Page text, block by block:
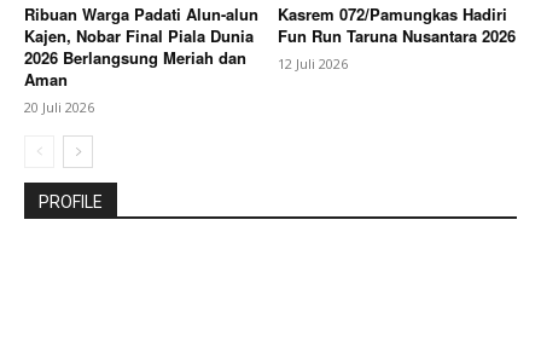
Ribuan Warga Padati Alun-alun
Kajen, Nobar Final Piala Dunia
2026 Berlangsung Meriah dan
Aman
20 Juli 2026
Kasrem 072/Pamungkas Hadiri
Fun Run Taruna Nusantara 2026
12 Juli 2026
PROFILE